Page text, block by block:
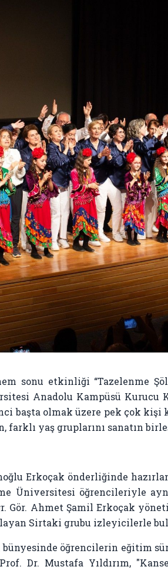
sonu etkinliği “Tazelenme
Anadolu Kampüsü Kurucu
başta olmak üzere pek çok
farklı yaş gruplarını sanatın
Erkoçak önderliğinde
Üniversitesi öğrencileriyle
Gör. Ahmet Şamil Erkoçak
Sirtaki grubu izleyicilerle
öğrencilerin eğitim
Dr. Mustafa Yıldırım,